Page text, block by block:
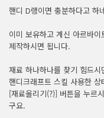
핸디 D랭이면 충분하다고 하
이미 보유하고 계신 아르바
제작하시면 됩니다.
재료 하나하나를 찾기 힘드
핸디크래프트 스킬 사용한
[재료올리기(?)] 버튼을 누르
구요.